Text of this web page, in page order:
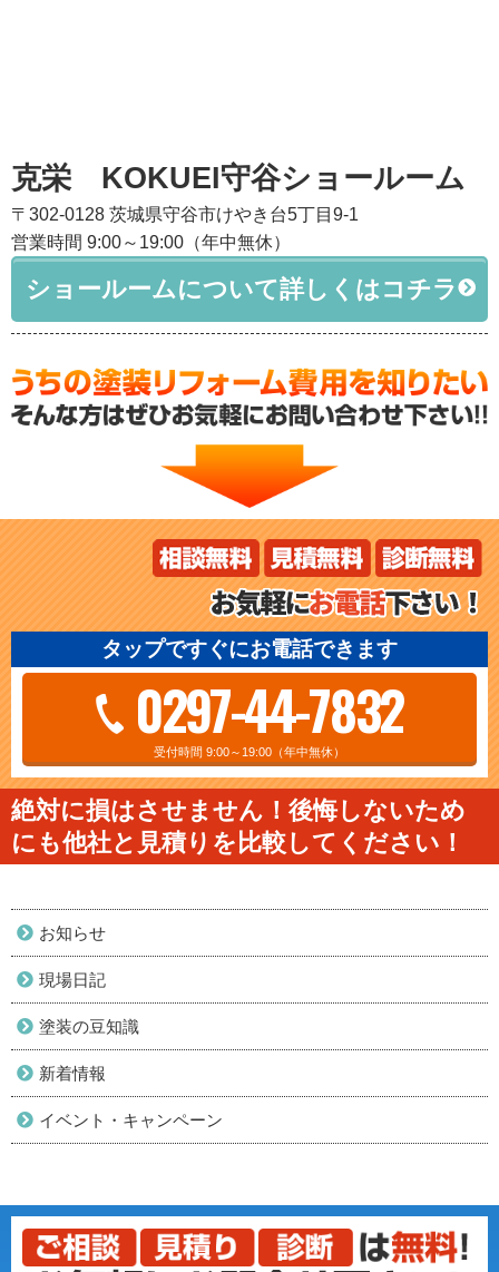
克栄 KOKUEI守谷ショールーム
〒302-0128 茨城県守谷市けやき台5丁目9-1
営業時間 9:00～19:00（年中無休）
ショールームについて詳しくはコチラ
タップですぐにお電話できます
0297-44-7832
受付時間 9:00～19:00（年中無休）
絶対に損はさせません！後悔しないため
にも他社と見積りを比較してください！
お知らせ
現場日記
塗装の豆知識
新着情報
イベント・キャンペーン